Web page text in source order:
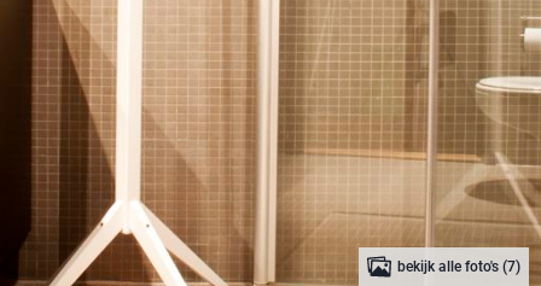
bekijk alle foto's (7)